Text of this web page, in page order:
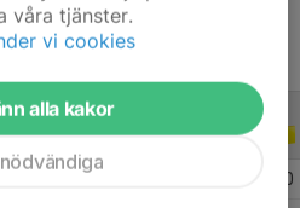
0
våra tjänster.
vi cookies
alla kakor